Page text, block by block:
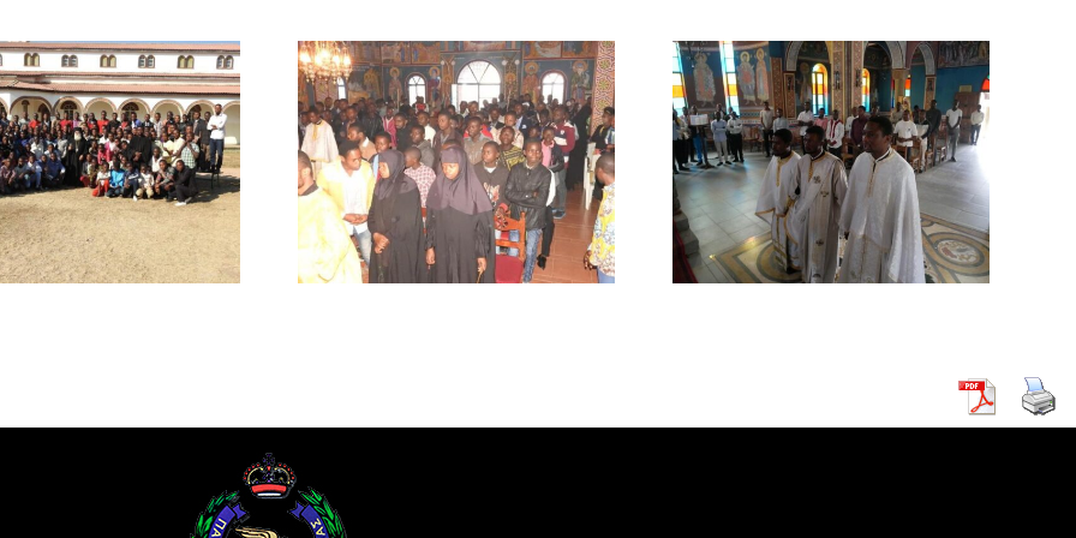
Συνεχίζεται η
περίοδος του
Σεμιναρίου στην Ι.Μ.
Κατάνγκας
Χειροτονήθηκε ο
πρώτος ιερεύς για την
επαρχία Σαγκουρού
της Μητροπόλεως
Κανάγκας.